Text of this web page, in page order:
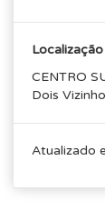
Localização
CENTRO
Dois
Atualizado